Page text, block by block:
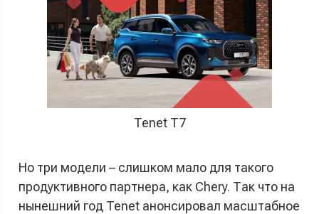
Tenet T7
Но три модели – слишком мало для такого
продуктивного партнера, как Chery. Так что на
нынешний год Tenet анонсировал масштабное